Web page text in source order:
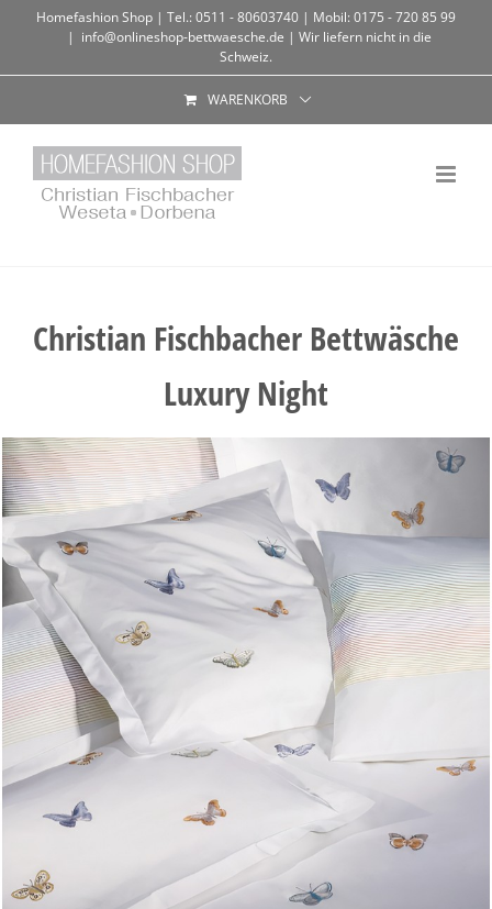
Homefashion Shop | Tel.: 0511 - 80603740 | Mobil: 0175 - 720 85 99
| info@onlineshop-bettwaesche.de | Wir liefern nicht in die
Schweiz.
WARENKORB
Christian Fischbacher Bettwäsche
Luxury Night